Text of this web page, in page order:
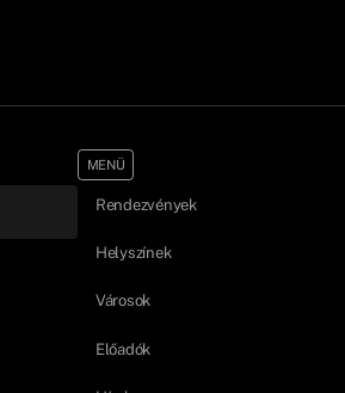
MENÜ
Rendezvények
Helyszínek
Városok
Előadók